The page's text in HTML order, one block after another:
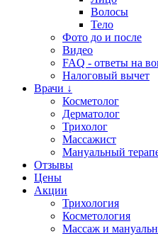
Волосы
Тело
Фото до и после
Видео
FAQ - ответы на
Налоговый вычет
Врачи ↓
Косметолог
Дерматолог
Трихолог
Массажист
Мануальный
Отзывы
Цены
Акции
Трихология
Косметология
Массаж и